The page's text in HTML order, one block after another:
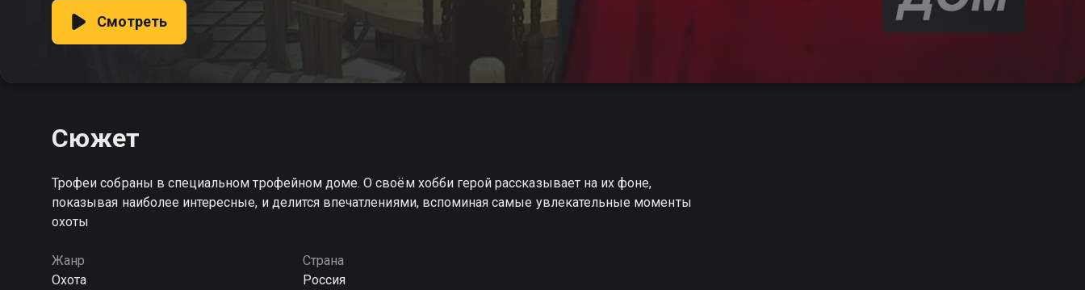
Смотреть
Сюжет
Трофеи собраны в специальном трофейном доме. О своём хобби герой рассказывает на их фоне,
показывая наиболее интересные, и делится впечатлениями, вспоминая самые увлекательные моменты
охоты
Жанр
Охота
Страна
Россия